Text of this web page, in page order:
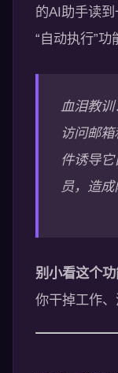
的AI助手读
“自动执行”功
血泪教训
访问邮
件诱导
员，造成
别小看这个功
你干掉工作、